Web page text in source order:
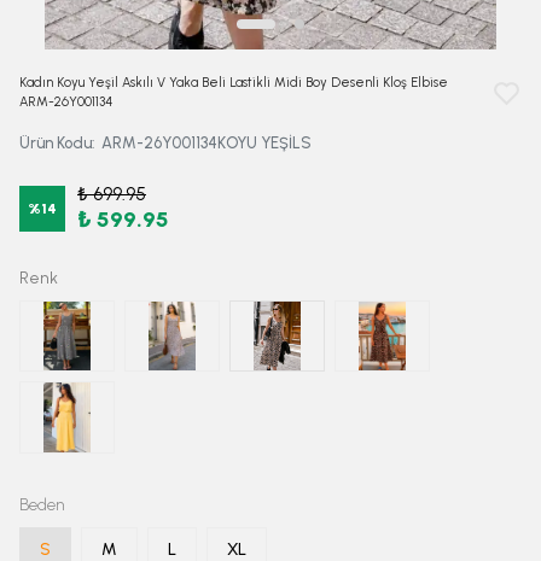
Kadın Koyu Yeşil Askılı V Yaka Beli Lastikli Midi Boy Desenli Kloş Elbise
ARM-26Y001134
Ürün Kodu: ARM-26Y001134KOYU YEŞİLS
%14
₺ 699.95
₺ 599.95
Renk
Beden
S M L XL